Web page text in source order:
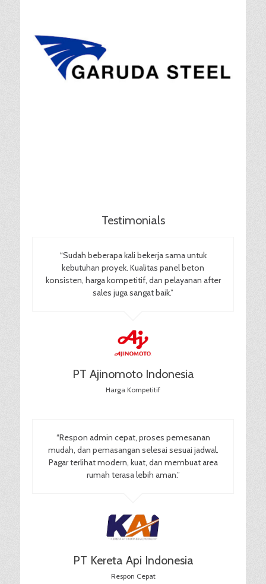
Testimonials
“Sudah beberapa kali bekerja sama untuk
kebutuhan proyek. Kualitas panel beton
konsisten, harga kompetitif, dan pelayanan after
sales juga sangat baik.”
PT Ajinomoto Indonesia
Harga Kompetitif
“Respon admin cepat, proses pemesanan
mudah, dan pemasangan selesai sesuai jadwal.
Pagar terlihat modern, kuat, dan membuat area
rumah terasa lebih aman.”
PT Kereta Api Indonesia
Respon Cepat